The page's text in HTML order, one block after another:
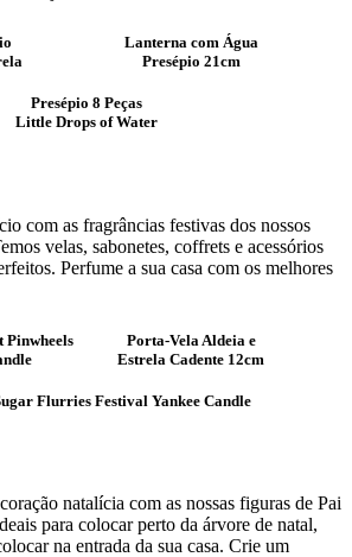
Lanterna com Água
Presépio 21cm
Presépio 8 Peças
Little Drops of Water
com as fragrâncias festivas dos nossos
velas, sabonetes, coffrets e acessórios
Perfume a sua casa com os melhores
Pinwheels
Porta-Vela Aldeia e
Estrela Cadente 12cm
Flurries Festival Yankee Candle
natalícia com as nossas figuras de Pai
para colocar perto da árvore de natal,
na entrada da sua casa. Crie um